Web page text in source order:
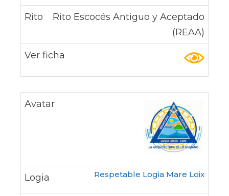
Rito Escocés Antiguo y Aceptado
(REAA)
Respetable Logia Mare Loix